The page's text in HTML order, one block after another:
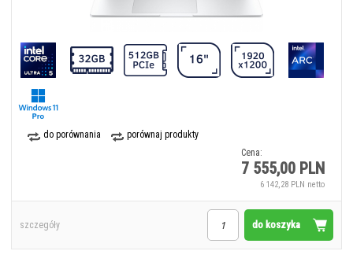
do porównania
porównaj produkty
Cena:
7 555,00 PLN
6 142,28 PLN netto
do koszyka
szczegóły